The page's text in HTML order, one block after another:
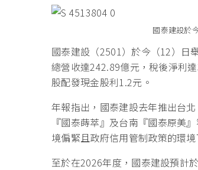
國泰建設於
國泰建設（2501）於今（12）日
總營收達242.89億元，稅後淨利
股配發現金股利1.2元。
年報指出，國泰建設去年推出台
『國泰蒔萃』及台南『國泰原美
境偏緊且政府信用管制政策的環
至於在2026年度，國泰建設預計